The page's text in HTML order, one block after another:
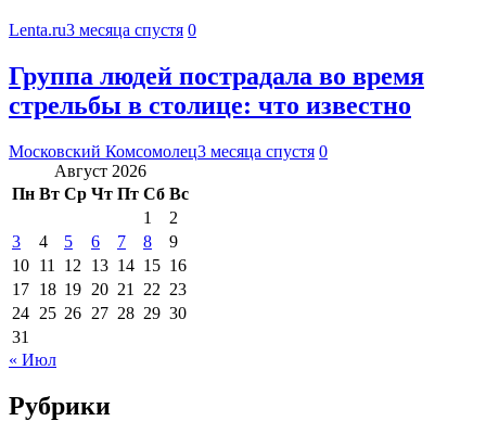
Lenta.ru3 месяца спустя 0
Группа людей пострадала во время
стрельбы в столице: что известно
Московский Комсомолец3 месяца спустя 0
Август 2026
Пн Вт Ср Чт Пт Сб Вс
1
2
3
4 5 6 7 8
9
10 11 12 13 14 15 16
17 18 19 20 21 22 23
24 25 26 27 28 29 30
31
« Июл
Рубрики